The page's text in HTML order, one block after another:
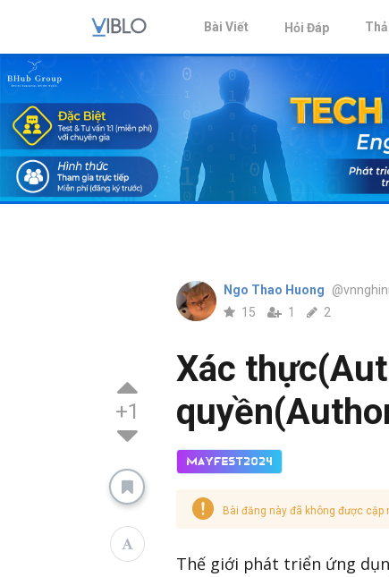
Bài Viết Hỏi Đáp
+1
Ngo Thao Huong
15 1 2
Xác
MayFest2024
Bài đăng này đã không được cập
Thế giới phát triển ứng